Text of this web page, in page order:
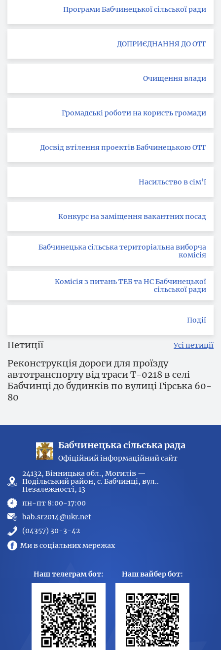
Програми Бабчинецької сільської ради
ДОПРИЄДНАННЯ ДО ОТГ
Очищення влади
Громадські роботи на користь громади
Досвід втілення проектів Бабчинецькою ОТГ
Насильство в сім’ї
Конкурс на заміщення вакантних посад
Бабчинецька сільська територіальна виборча
комісія
Комісія з питань ТЕБ та НС Бабчинецької
сільської ради
Події
Петиції Усі петиції
Реконструкція дороги для проїзду
автотранспорту від траси Т-0218 в селі
Бабчинці до будинків по вулиці Гірська 60-
80
Бабчинецька сільська рада
Офіційний інформаційний сайт
24132, Вінницька обл., Могилів —
Подільський район, с. Бабчинці, вул..
Незалежності, 13
пн-пт 8:00-17:00
bab.sr2014@ukr.net
(04357) 30-3-42
Ми в соціальних мережах
Наш телеграм бот: Наш вайбер бот: